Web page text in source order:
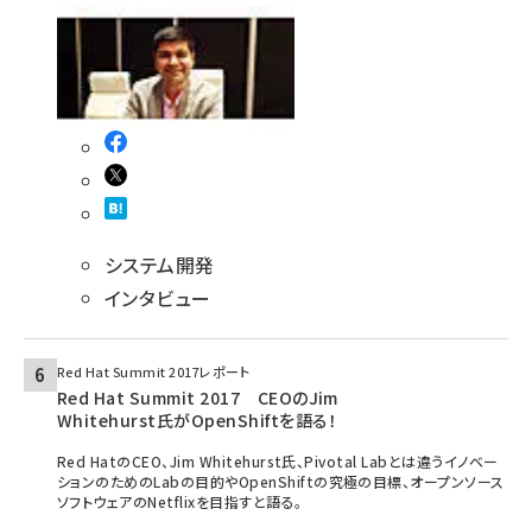
システム開発
インタビュー
Red Hat Summit 2017レポート
Red Hat Summit 2017 CEOのJim
Whitehurst氏がOpenShiftを語る！
Red HatのCEO、Jim Whitehurst氏、Pivotal Labとは違うイノベー
ションのためのLabの目的やOpenShiftの究極の目標、オープンソース
ソフトウェアのNetflixを目指すと語る。